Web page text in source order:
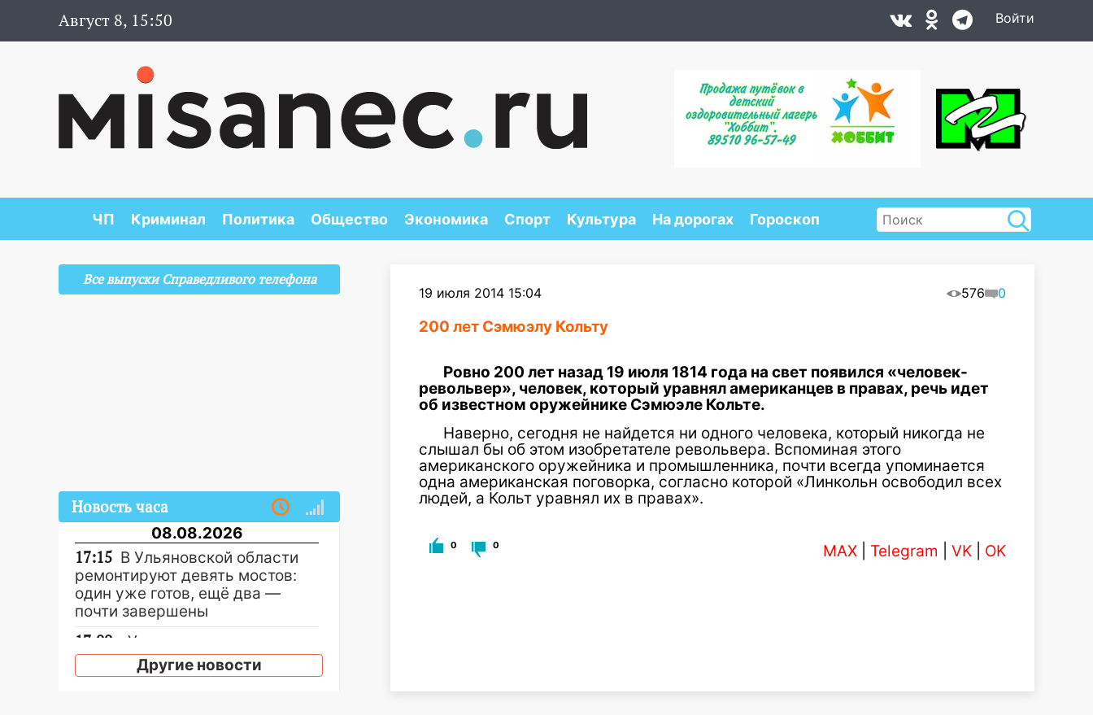
Август 8, 15:50 Войти
ЧП Криминал Политика Общество Экономика Спорт Культура На дорогах Гороскоп
19 июля 2014 15:04 576 0
200 лет Сэмюэлу Кольту
Ровно 200 лет назад 19 июля 1814 года на свет появился «человек-
револьвер», человек, который уравнял американцев в правах, речь идет
об известном оружейнике Сэмюэле Кольте.
Наверно, сегодня не найдется ни одного человека, который никогда не
слышал бы об этом изобретателе револьвера. Вспоминая этого
американского оружейника и промышленника, почти всегда упоминается
одна американская поговорка, согласно которой «Линкольн освободил всех
людей, а Кольт уравнял их в правах».
0 0 MAX Telegram VK OK
Все выпуски Справедливого телефона
Новость часа
08.08.2026
17:15 В Ульяновской области
ремонтируют девять мостов:
один уже готов, ещё два —
почти завершены
17:00
«Ульяновскалипсис»:
последствия урагана 8 августа
Другие новости